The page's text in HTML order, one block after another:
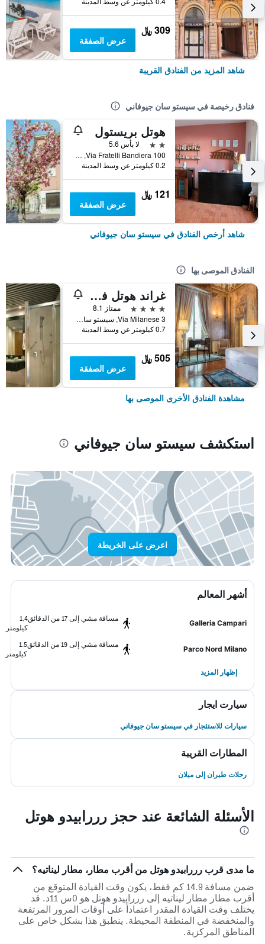
309 ﷼
عرض الصفقة
شاهد المزيد من الفنادق القريبة
فنادق رخيصة في سيستو سان جيوفاني
هوتل بريستول
2 نجمتين
لا بأس 5.6
Via Fratelli Bandiera 100, سيستو سان جيوفاني, مقاطعة ميلانو, إيطاليا
0.2 كيلومتر عن وسط المدينة
121 ﷼
عرض الصفقة
شاهد أرخص الفنادق في سيستو سان جيوفاني
الفنادق الموصى بها
غراند هوتل فيلا توريتا ميلان سيستو، كوريو كوليكشن باي هيلتون
4 نجوم
ممتاز 8.1
Via Milanese 3, سيستو سان جيوفاني, مقاطعة ميلانو, إيطاليا
0.7 كيلومتر عن وسط المدينة
505 ﷼
عرض الصفقة
مشاهدة الفنادق الأخرى الموصى بها
استكشف سيستو سان جيوفاني
اعرض على الخريطة
أشهر المعالم
Galleria Campari
مسافة مشي إلى 17 من الدقائق
1.4
كيلومتر
Parco Nord Milano
مسافة مشي إلى 19 من الدقائق
1.5
كيلومتر
إظهار المزيد
سيارت ايجار
سيارات للاستئجار في سيستو سان جيوفاني
المطارات القريبة
رحلات طيران إلى ميلان
الأسئلة الشائعة عند حجز رررابيدو هوتل
ما مدى قرب رررابيدو هوتل من أقرب مطار، مطار ليناتيه؟
ضمن مسافة 14.9 كم فقط، يكون وقت القيادة المتوقع من
أقرب مطار مطار ليناتيه إلى رررابيدو هوتل هو 0س 11د. قد
يختلف وقت القيادة المقدر اعتماداً على أوقات المرور المرتفعة
والمنخفضة في المنطقة المحيطة. ينطبق هذا بشكل خاص على
المناطق المركزية.